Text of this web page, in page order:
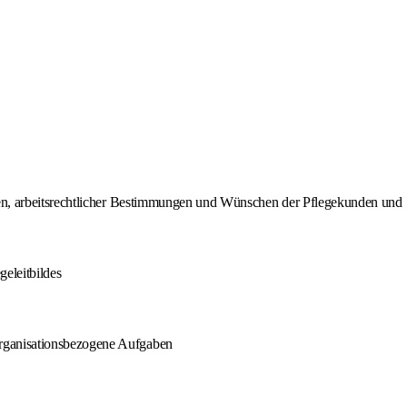
arbeitsrechtlicher Bestimmungen und Wünschen der Pflegekunden und
Aufgaben